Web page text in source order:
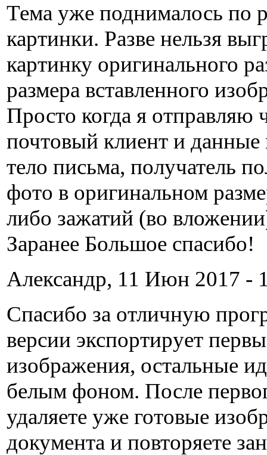
Тема уже поднималось по
картинки. Разве нельзя
картинку оригинального
размера вставленного
Просто когда я отправляю
почтовый клиент и данные
тело письма, получатель
фото в оригинальном
либо зажатий (во
Заранее Большое спасибо!
Александр, 11 Июн 2017 -
Спасибо за отличную
версии экспортирует
изображения, остальные
белым фоном. После
удаляете уже готовые
документа и повторяете